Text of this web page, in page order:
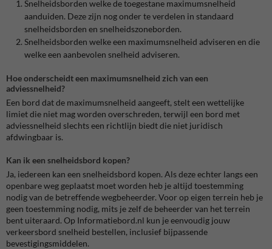
Snelheidsborden welke de toegestane maximumsnelheid
aanduiden. Deze zijn nog onder te verdelen in standaard
snelheidsborden en snelheidszoneborden.
Snelheidsborden welke een maximumsnelheid adviseren en die
welke een aanbevolen snelheid adviseren.
Hoe onderscheidt een maximumsnelheid zich van een
adviessnelheid?
Een bord dat de maximumsnelheid aangeeft, stelt een wettelijke
limiet die niet mag worden overschreden, terwijl een bord met
adviessnelheid slechts een richtlijn biedt die niet juridisch
afdwingbaar is.
Kan ik een snelheidsbord kopen?
Ja, iedereen kan een snelheidsbord kopen. Als deze echter langs een
openbare weg geplaatst moet worden heb je altijd toestemming
nodig van de betreffende wegbeheerder. Voor op eigen terrein heb je
geen toestemming nodig, mits je zelf de beheerder van het terrein
bent uiteraard. Op Informatiebord.nl kun je eenvoudig jouw
verkeersbord snelheid bestellen, inclusief bijpassende
bevestigingsmiddelen.